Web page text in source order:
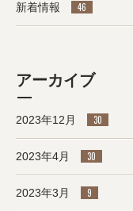
新着情報 46
アーカイブ
2023年12月 30
2023年4月 30
2023年3月 9